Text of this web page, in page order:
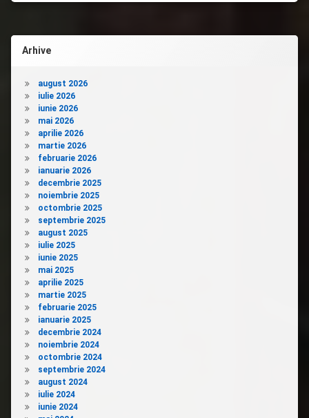
Arhive
august 2026
iulie 2026
iunie 2026
mai 2026
aprilie 2026
martie 2026
februarie 2026
ianuarie 2026
decembrie 2025
noiembrie 2025
octombrie 2025
septembrie 2025
august 2025
iulie 2025
iunie 2025
mai 2025
aprilie 2025
martie 2025
februarie 2025
ianuarie 2025
decembrie 2024
noiembrie 2024
octombrie 2024
septembrie 2024
august 2024
iulie 2024
iunie 2024